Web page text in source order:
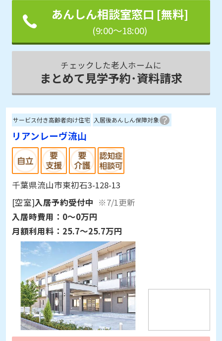
あんしん相談室窓口 [無料]
(9:00～18:00)
チェックした老人ホームに
まとめて見学予約･資料請求
サービス付き高齢者向け住宅 入居後あんしん保障対象
リアンレーヴ流山
千葉県流山市東初石3-128-13
[空室]入居予約受付中 ※7/1更新
入居時費用： 0～0万円
月額利用料： 25.7～25.7万円